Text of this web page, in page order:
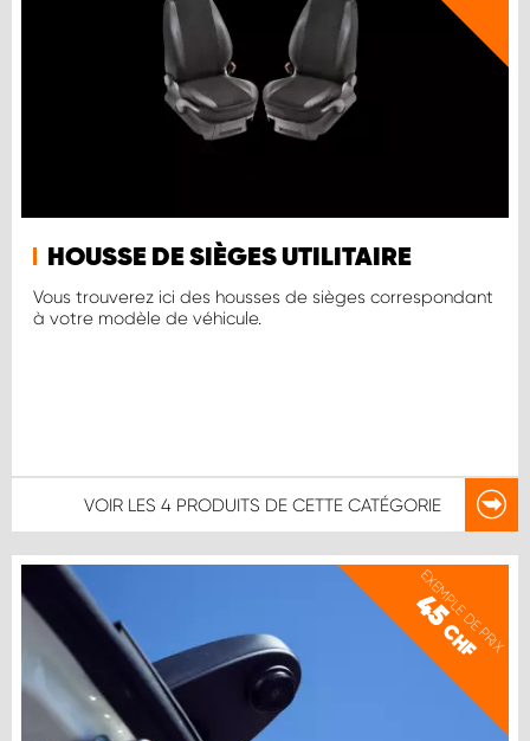
HOUSSE DE SIÈGES UTILITAIRE
Vous trouverez ici des housses de sièges correspondant
à votre modèle de véhicule.
VOIR LES 4 PRODUITS DE CETTE CATÉGORIE
EXEMPLE DE PRIX
45
CHF